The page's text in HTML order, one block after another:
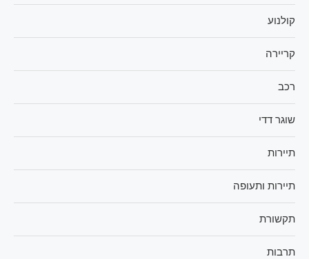
קולנוע
קריירה
רכב
שוגר דדי
תיירות
תיירות ותעופה
תקשורת
תרבות